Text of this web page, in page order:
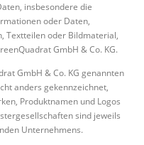
insbesondere die
oder Daten,
Textteilen oder Bildmaterial,
GmbH & Co. KG.
GmbH & Co. KG genannten
anders gekennzeichnet,
Produktnamen und Logos
sind jeweils
Unternehmens.